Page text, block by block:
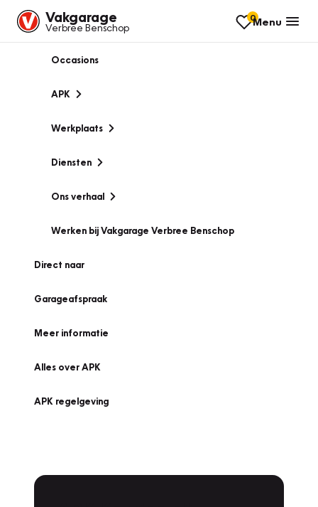
Vakgarage
Verbree Benschop
0Menu
Occasions
APK
Werkplaats
Diensten
Ons verhaal
Werken bij Vakgarage Verbree Benschop
Direct naar
Garageafspraak
Meer informatie
Alles over APK
APK regelgeving